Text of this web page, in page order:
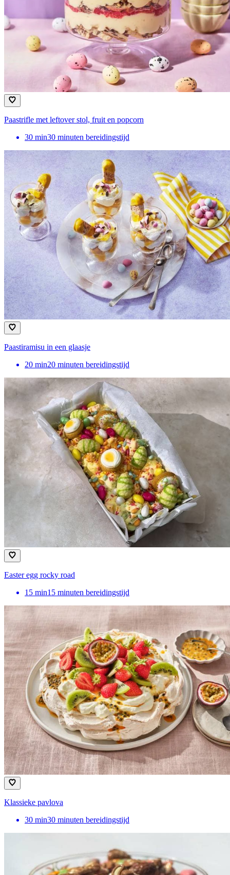
Paastrifle met leftover stol, fruit en popcorn
30 min30 minuten bereidingstijd
Paastiramisu in een glaasje
20 min20 minuten bereidingstijd
Easter egg rocky road
15 min15 minuten bereidingstijd
Klassieke pavlova
30 min30 minuten bereidingstijd